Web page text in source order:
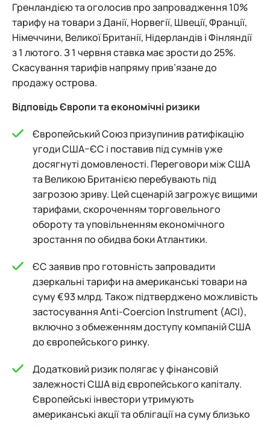
Гренландією та оголосив про запровадження 10%
тарифу на товари з Данії, Норвегії, Швеції, Франції,
Німеччини, Великої Британії, Нідерландів і Фінляндії
з 1 лютого. З 1 червня ставка має зрости до 25%.
Скасування тарифів напряму прив’язане до
продажу острова.
Відповідь Європи та економічні ризики
Європейський Союз призупинив ратифікацію
угоди США–ЄС і поставив під сумнів уже
досягнуті домовленості. Переговори між США
та Великою Британією перебувають під
загрозою зриву. Цей сценарій загрожує вищими
тарифами, скороченням торговельного
обороту та уповільненням економічного
зростання по обидва боки Атлантики.
ЄС заявив про готовність запровадити
дзеркальні тарифи на американські товари на
суму €93 млрд. Також підтверджено можливість
застосування Anti-Coercion Instrument (ACI),
включно з обмеженням доступу компаній США
до європейського ринку.
Додатковий ризик полягає у фінансовій
залежності США від європейського капіталу.
Європейські інвестори утримують
американські акції та облігації на суму близько